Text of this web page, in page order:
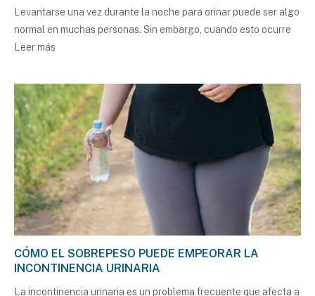
Levantarse una vez durante la noche para orinar puede ser algo
normal en muchas personas. Sin embargo, cuando esto ocurre
Leer más
CÓMO EL SOBREPESO PUEDE EMPEORAR LA
INCONTINENCIA URINARIA
La incontinencia urinaria es un problema frecuente que afecta a